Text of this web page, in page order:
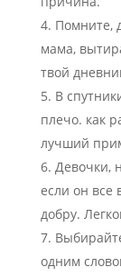
Помните,
мама,
твой
В
плечо. как
лучший
Девочки,
если он все
добру.
одним